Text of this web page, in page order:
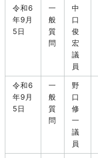
令和6
年9月
5日
一
般
質
問
中
口
俊
宏
議
員
令和6
年9月
5日
一
般
質
問
野
口
修
一
議
員